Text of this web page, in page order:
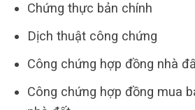
Chứng thực bản chính
Dịch thuật công chứng
Công chứng hợp đồng nhà
Công chứng hợp đồng mua